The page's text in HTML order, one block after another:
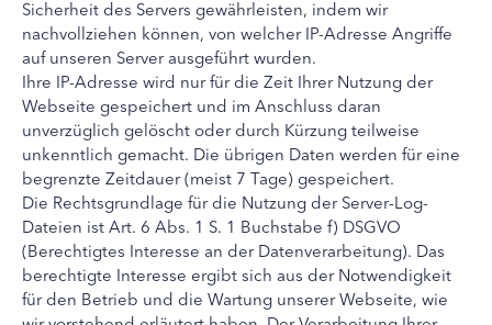
Sicherheit des Servers gewährleisten, indem wir
nachvollziehen können, von welcher IP-Adresse Angriffe
auf unseren Server ausgeführt wurden.
Ihre IP-Adresse wird nur für die Zeit Ihrer Nutzung der
Webseite gespeichert und im Anschluss daran
unverzüglich gelöscht oder durch Kürzung teilweise
unkenntlich gemacht. Die übrigen Daten werden für eine
begrenzte Zeitdauer (meist 7 Tage) gespeichert.
Die Rechtsgrundlage für die Nutzung der Server-Log-
Dateien ist Art. 6 Abs. 1 S. 1 Buchstabe f) DSGVO
(Berechtigtes Interesse an der Datenverarbeitung). Das
berechtigte Interesse ergibt sich aus der Notwendigkeit
für den Betrieb und die Wartung unserer Webseite, wie